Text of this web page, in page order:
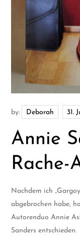
by: Deborah
Annie
Rache-
Nachdem ich
abgebrochen habe,
Autorenduo Annie
Sanders entschieden.